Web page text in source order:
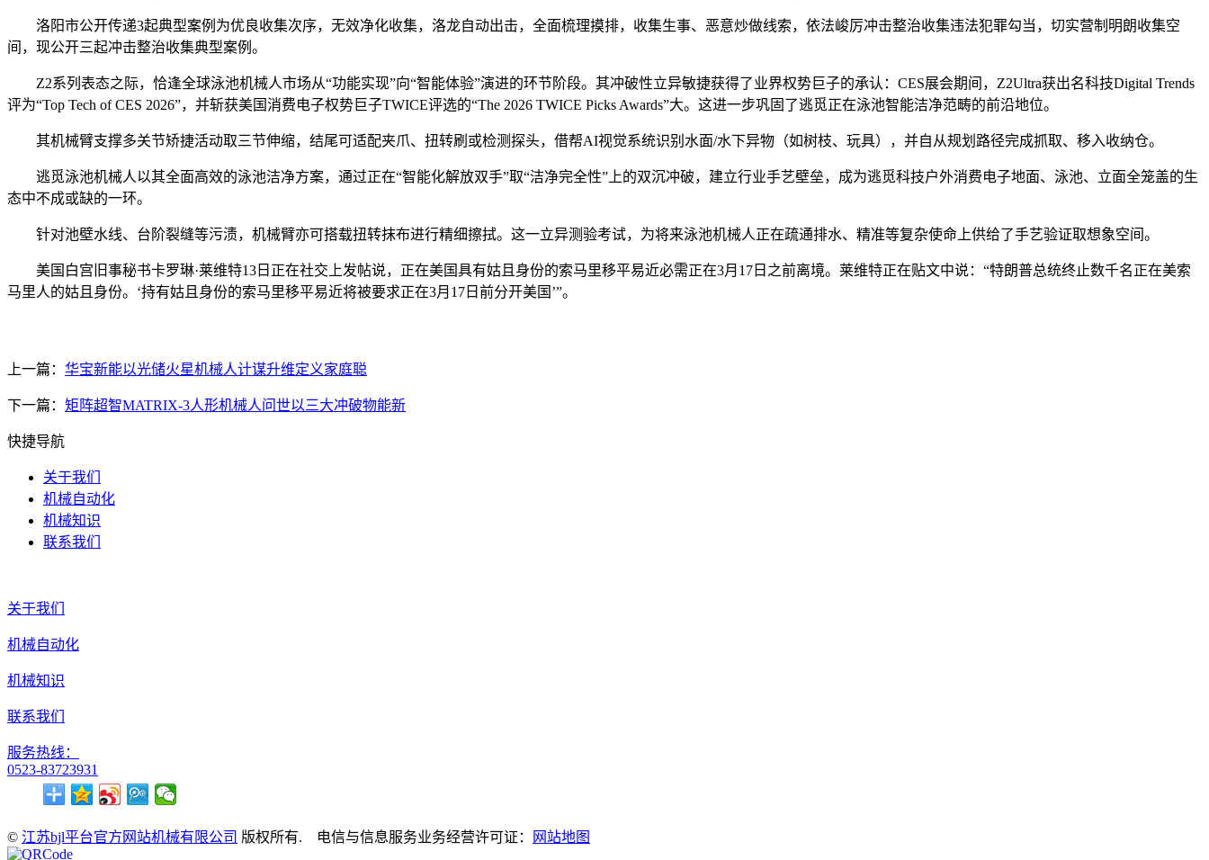
洛阳市公开传递3起典型案例为优良收集次序，无效净化收集，洛龙自动出击，全面梳理摸排，收集生事、恶意炒做线索，依法峻厉冲击整治收集违法犯罪勾当，切实营制明朗收集空
间，现公开三起冲击整治收集典型案例。
Z2系列表态之际，恰逢全球泳池机械人市场从“功能实现”向“智能体验”演进的环节阶段。其冲破性立异敏捷获得了业界权势巨子的承认：CES展会期间，Z2Ultra获出名科技Digital Trends
评为“Top Tech of CES 2026”，并斩获美国消费电子权势巨子TWICE评选的“The 2026 TWICE Picks Awards”大。这进一步巩固了逃觅正在泳池智能洁净范畴的前沿地位。
其机械臂支撑多关节矫捷活动取三节伸缩，结尾可适配夹爪、扭转刷或检测探头，借帮AI视觉系统识别水面/水下异物（如树枝、玩具），并自从规划路径完成抓取、移入收纳仓。
逃觅泳池机械人以其全面高效的泳池洁净方案，通过正在“智能化解放双手”取“洁净完全性”上的双沉冲破，建立行业手艺壁垒，成为逃觅科技户外消费电子地面、泳池、立面全笼盖的生
态中不成或缺的一环。
针对池壁水线、台阶裂缝等污渍，机械臂亦可搭载扭转抹布进行精细擦拭。这一立异测验考试，为将来泳池机械人正在疏通排水、精准等复杂使命上供给了手艺验证取想象空间。
美国白宫旧事秘书卡罗琳·莱维特13日正在社交上发帖说，正在美国具有姑且身份的索马里移平易近必需正在3月17日之前离境。莱维特正在贴文中说：“特朗普总统终止数千名正在美索
马里人的姑且身份。‘持有姑且身份的索马里移平易近将被要求正在3月17日前分开美国’”。
上一篇： 华宝新能以光储火星机械人计谋升维定义家庭聪
下一篇： 矩阵超智MATRIX-3人形机械人问世以三大冲破物能新
快捷导航
关于我们
机械自动化
机械知识
联系我们
关于我们
机械自动化
机械知识
联系我们
服务热线：
0523-83723931
© 江苏bjl平台官方网站机械有限公司 版权所有. 电信与信息服务业务经营许可证： 网站地图